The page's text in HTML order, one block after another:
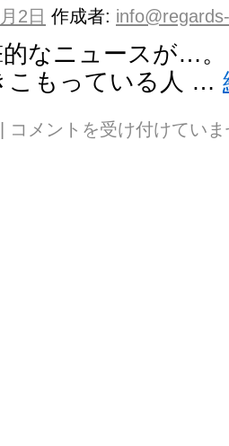
2日 作成者:
的なニュースが…
こもっている人 …
コメントを受け付けてい